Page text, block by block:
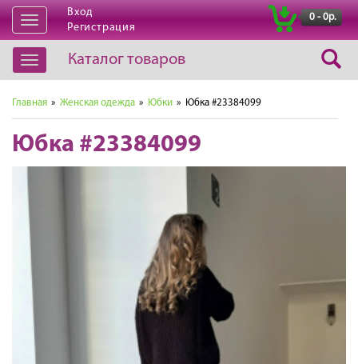
Открыть
навигацию
Вход
Регистрация
0 - 0р.
Открыть
навигацию
Каталог товаров
Главная » Женская одежда » Юбки » Юбка #23384099
Юбка #23384099